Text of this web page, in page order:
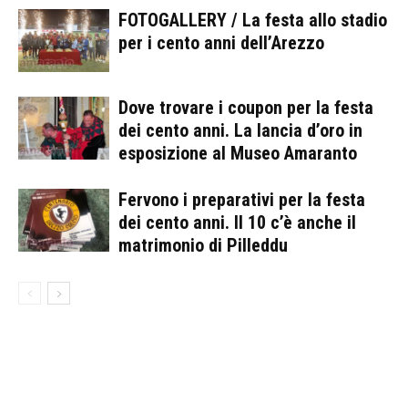
FOTOGALLERY / La festa allo stadio
per i cento anni dell’Arezzo
Dove trovare i coupon per la festa
dei cento anni. La lancia d’oro in
esposizione al Museo Amaranto
Fervono i preparativi per la festa
dei cento anni. Il 10 c’è anche il
matrimonio di Pilleddu